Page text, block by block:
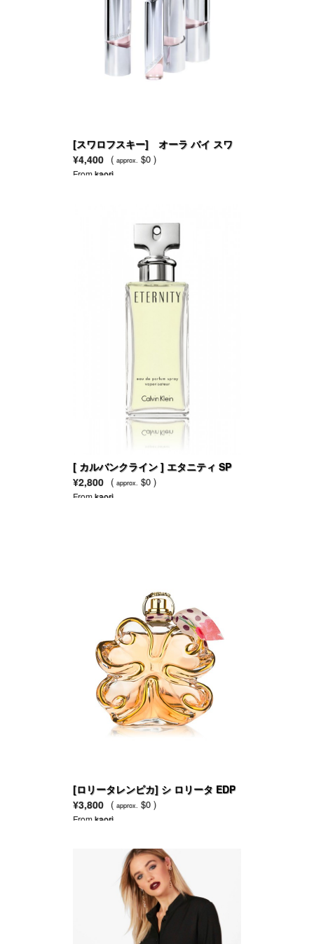
[スワロフスキー] オーラ バイ スワ
ロフスキー EDT
¥4,400 ( approx. $0 )
Fromkaori
[ カルバンクライン ] エタニティ SP
EDP
¥2,800 ( approx. $0 )
Fromkaori
[ロリータレンピカ] シ ロリータ EDP
¥3,800 ( approx. $0 )
Fromkaori